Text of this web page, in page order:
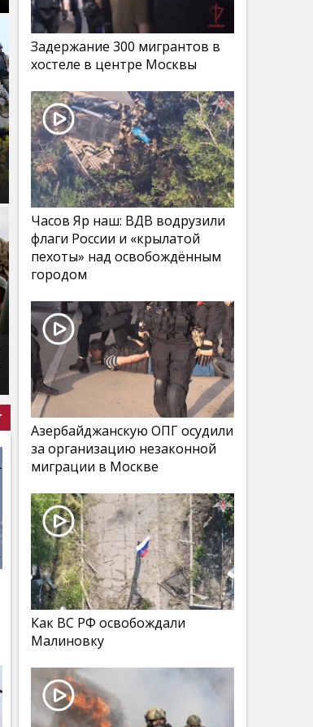
Задержание 300 мигрантов в
хостеле в центре Москвы
Часов Яр наш: ВДВ водрузили
флаги России и «крылатой
пехоты» над освобождённым
городом
Азербайджанскую ОПГ осудили
за организацию незаконной
миграции в Москве
Как ВС РФ освобождали
Малиновку